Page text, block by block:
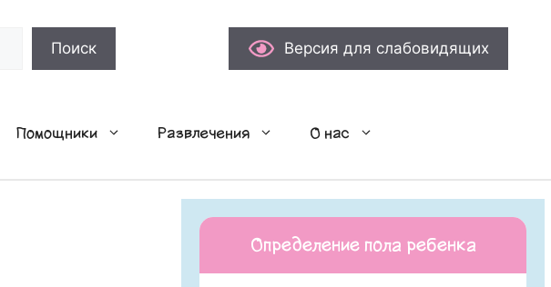
Поиск Версия для слабовидящих
Помощники Развлечения О нас
Определение пола ребенка